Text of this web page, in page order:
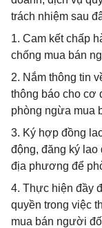
trách nhiệm sau
1. Cam kết chấp
chống mua bán
2. Nắm thông tin
thông báo cho cơ
phòng ngừa mua
3. Ký hợp đồng
động, đăng ký
địa phương để
4. Thực hiện đầy
quyền trong việc
mua bán người